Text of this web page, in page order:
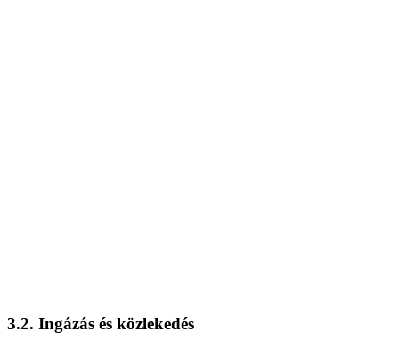
3.2. Ingázás és közlekedés